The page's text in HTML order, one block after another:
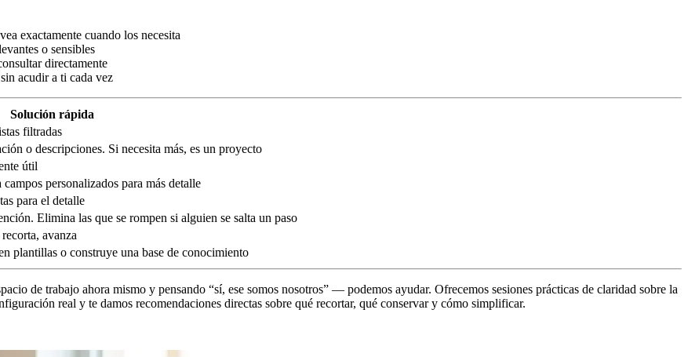
exactamente cuando los necesita
o sensibles
directamente
acudir a ti cada vez
Solución rápida
filtradas
o descripciones. Si necesita más, es un proyecto
útil
personalizados para más detalle
para el detalle
Elimina las que se rompen si alguien se salta un paso
avanza
plantillas o construye una base de conocimiento
de trabajo ahora mismo y pensando “sí, ese somos nosotros” — podemos ayudar. Ofrecemos sesiones prácticas de claridad sobre la
real y te damos recomendaciones directas sobre qué recortar, qué conservar y cómo simplificar.